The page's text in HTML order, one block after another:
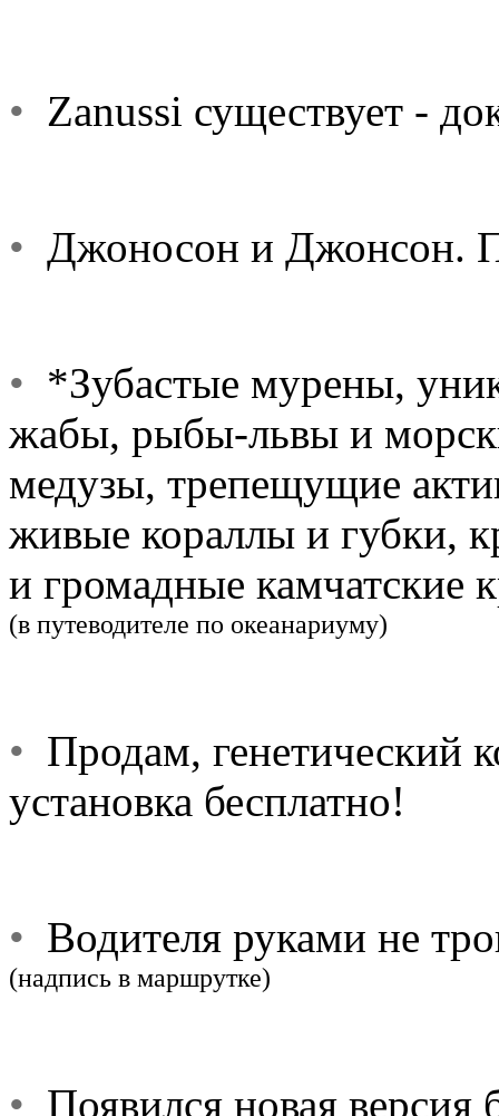
• Zanussi существует -
• Джоносон и Джонсон.
• *Зубастые мурены,
жабы, рыбы-львы и
медузы, трепещущие
живые кораллы и губки,
и громадные камчатские
(в путеводителе по океанариуму)
• Продам, генетический
установка бесплатно!
• Водителя руками не
(надпись в маршрутке)
• Появился новая версия